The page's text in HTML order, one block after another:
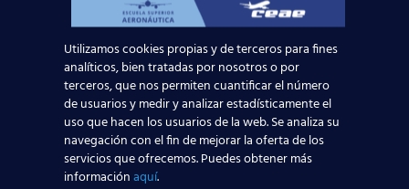
Noticias Relacionadas
Mapa de la aviación global 2025: las rutas más
transitadas y los países con más pasajeros
Leer más
Utilizamos cookies propias y de terceros para fines
analíticos, bien tratadas por nosotros o por
terceros, que nos permiten cuantificar el número
de usuarios y medir y analizar estadísticamente el
uso que hacen los usuarios de la web. Se analiza su
navegación con el fin de mejorar la oferta de los
servicios que ofrecemos. Puedes obtener más
informaciónaquí.